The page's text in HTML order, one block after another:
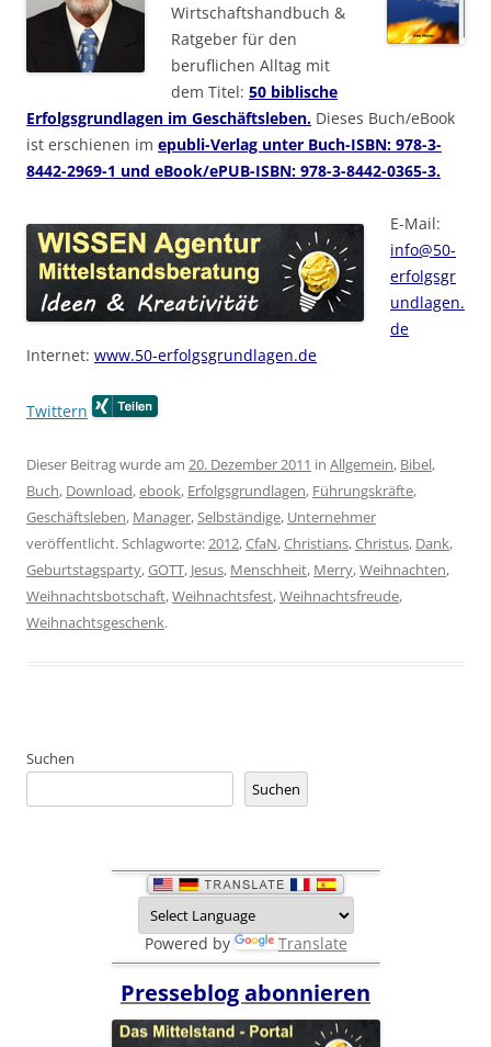
Wirtschaftshandbuch &
Ratgeber für den
beruflichen Alltag mit
dem Titel: 50 biblische
Erfolgsgrundlagen im Geschäftsleben. Dieses Buch/eBook
ist erschienen im epubli-Verlag unter Buch-ISBN: 978-3-
8442-2969-1 und eBook/ePUB-ISBN: 978-3-8442-0365-3.
E-Mail:
info@50-
erfolgsgr
undlagen.
de
Internet: www.50-erfolgsgrundlagen.de
Twittern
Dieser Beitrag wurde am 20. Dezember 2011 in Allgemein, Bibel,
Buch, Download,ebook, Erfolgsgrundlagen, Führungskräfte,
Geschäftsleben, Manager,Selbständige, Unternehmer
veröffentlicht. Schlagworte:2012,CfaN,Christians,Christus, Dank,
Geburtstagsparty,GOTT, Jesus, Menschheit, Merry,Weihnachten,
Weihnachtsbotschaft,Weihnachtsfest,Weihnachtsfreude,
Weihnachtsgeschenk.
Suchen
Suchen
Powered by Translate
Presseblog abonnieren